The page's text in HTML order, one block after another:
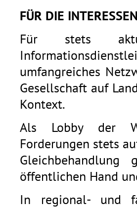
FÜR DIE
Für stets
umfangreiches
Gesellschaft auf
Kontext.
Als Lobby der
Forderungen stets
Gleichbehandlung
öffentlichen Hand
In regional- und